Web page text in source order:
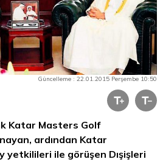
Güncelleme : 22.01.2015 Perşembe 10:50
Katar Masters Golf
ardından Katar
yetkilileri ile görüşen Dışişleri